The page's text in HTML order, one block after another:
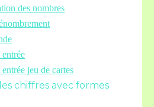
des nombres
jeu de cartes
chiffres avec formes